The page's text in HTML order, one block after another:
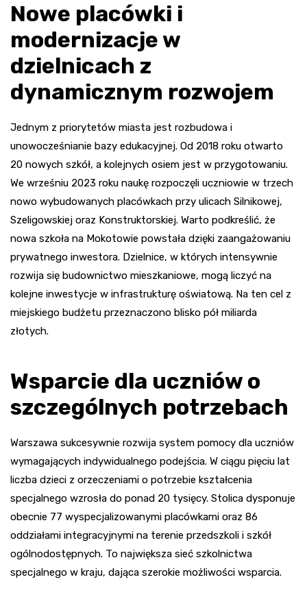
Nowe placówki i
modernizacje w
dzielnicach z
dynamicznym rozwojem
Jednym z priorytetów miasta jest rozbudowa i
unowocześnianie bazy edukacyjnej. Od 2018 roku otwarto
20 nowych szkół, a kolejnych osiem jest w przygotowaniu.
We wrześniu 2023 roku naukę rozpoczęli uczniowie w trzech
nowo wybudowanych placówkach przy ulicach Silnikowej,
Szeligowskiej oraz Konstruktorskiej. Warto podkreślić, że
nowa szkoła na Mokotowie powstała dzięki zaangażowaniu
prywatnego inwestora. Dzielnice, w których intensywnie
rozwija się budownictwo mieszkaniowe, mogą liczyć na
kolejne inwestycje w infrastrukturę oświatową. Na ten cel z
miejskiego budżetu przeznaczono blisko pół miliarda
złotych.
Wsparcie dla uczniów o
szczególnych potrzebach
Warszawa sukcesywnie rozwija system pomocy dla uczniów
wymagających indywidualnego podejścia. W ciągu pięciu lat
liczba dzieci z orzeczeniami o potrzebie kształcenia
specjalnego wzrosła do ponad 20 tysięcy. Stolica dysponuje
obecnie 77 wyspecjalizowanymi placówkami oraz 86
oddziałami integracyjnymi na terenie przedszkoli i szkół
ogólnodostępnych. To największa sieć szkolnictwa
specjalnego w kraju, dająca szerokie możliwości wsparcia.